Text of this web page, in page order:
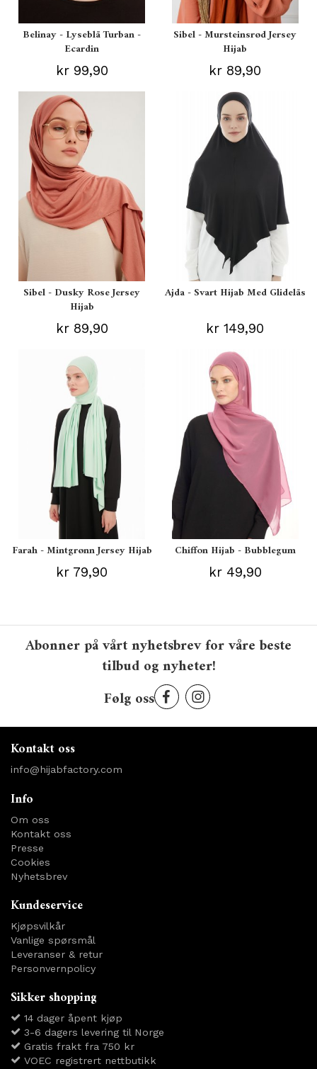
Belinay - Lyseblå Turban -
Ecardin
kr 99,90
Sibel - Mursteinsrød Jersey
Hijab
kr 89,90
Sibel - Dusky Rose Jersey
Hijab
kr 89,90
Ajda - Svart Hijab Med Glidelås
kr 149,90
Farah - Mintgrønn Jersey Hijab
kr 79,90
Chiffon Hijab - Bubblegum
kr 49,90
Abonner på vårt nyhetsbrev for våre beste
tilbud og nyheter!
Følg oss
Kontakt oss
info@hijabfactory.com
Info
Om oss
Kontakt oss
Presse
Cookies
Nyhetsbrev
Kundeservice
Kjøpsvilkår
Vanlige spørsmål
Leveranser & retur
Personvernpolicy
Sikker shopping
14 dager åpent kjøp
3-6 dagers levering til Norge
Gratis frakt fra 750 kr
VOEC registrert nettbutikk